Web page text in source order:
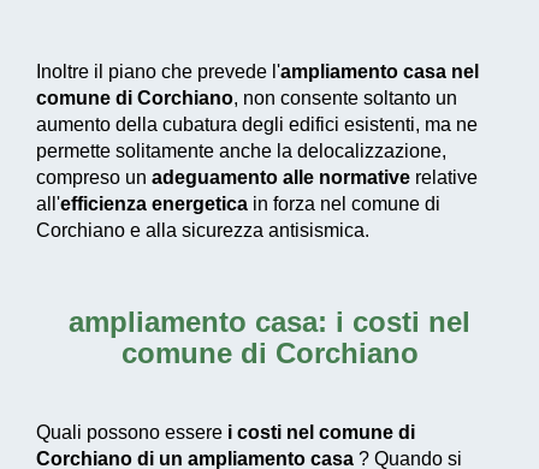
Inoltre il piano che prevede l'ampliamento casa nel
comune di Corchiano, non consente soltanto un
aumento della cubatura degli edifici esistenti, ma ne
permette solitamente anche la delocalizzazione,
compreso un adeguamento alle normative relative
all'efficienza energetica in forza nel comune di
Corchiano e alla sicurezza antisismica.
ampliamento casa: i costi nel
comune di Corchiano
Quali possono essere i costi nel comune di
Corchiano di un ampliamento casa ? Quando si